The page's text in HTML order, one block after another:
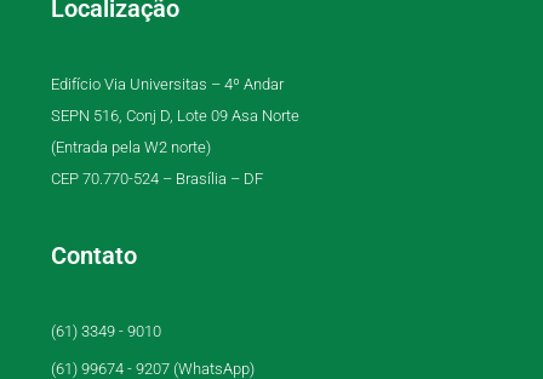
Localização
Edifício Via Universitas – 4º Andar
SEPN 516, Conj D, Lote 09 Asa Norte
(Entrada pela W2 norte)
CEP 70.770-524 – Brasília – DF
Contato
(61) 3349 - 9010
(61) 99674 - 9207 (WhatsApp)